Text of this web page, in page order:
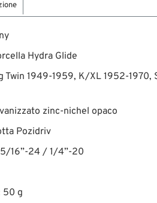
Hydra Glide
Twin 1949-1959, K/XL 1952-1970,
zinc-nichel opaco
Pozidriv
16”-24 / 1/4”-20
50 g